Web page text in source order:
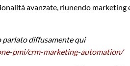
avanzate, riunendo marketing
diffusamente qui
pmi/crm-marketing-automation/